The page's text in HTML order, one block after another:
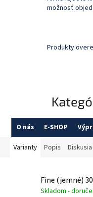
možnosť
Produkty
O nás E-SHOP
Varianty Popis Diskusia
Fine (jemné)
Skladom -